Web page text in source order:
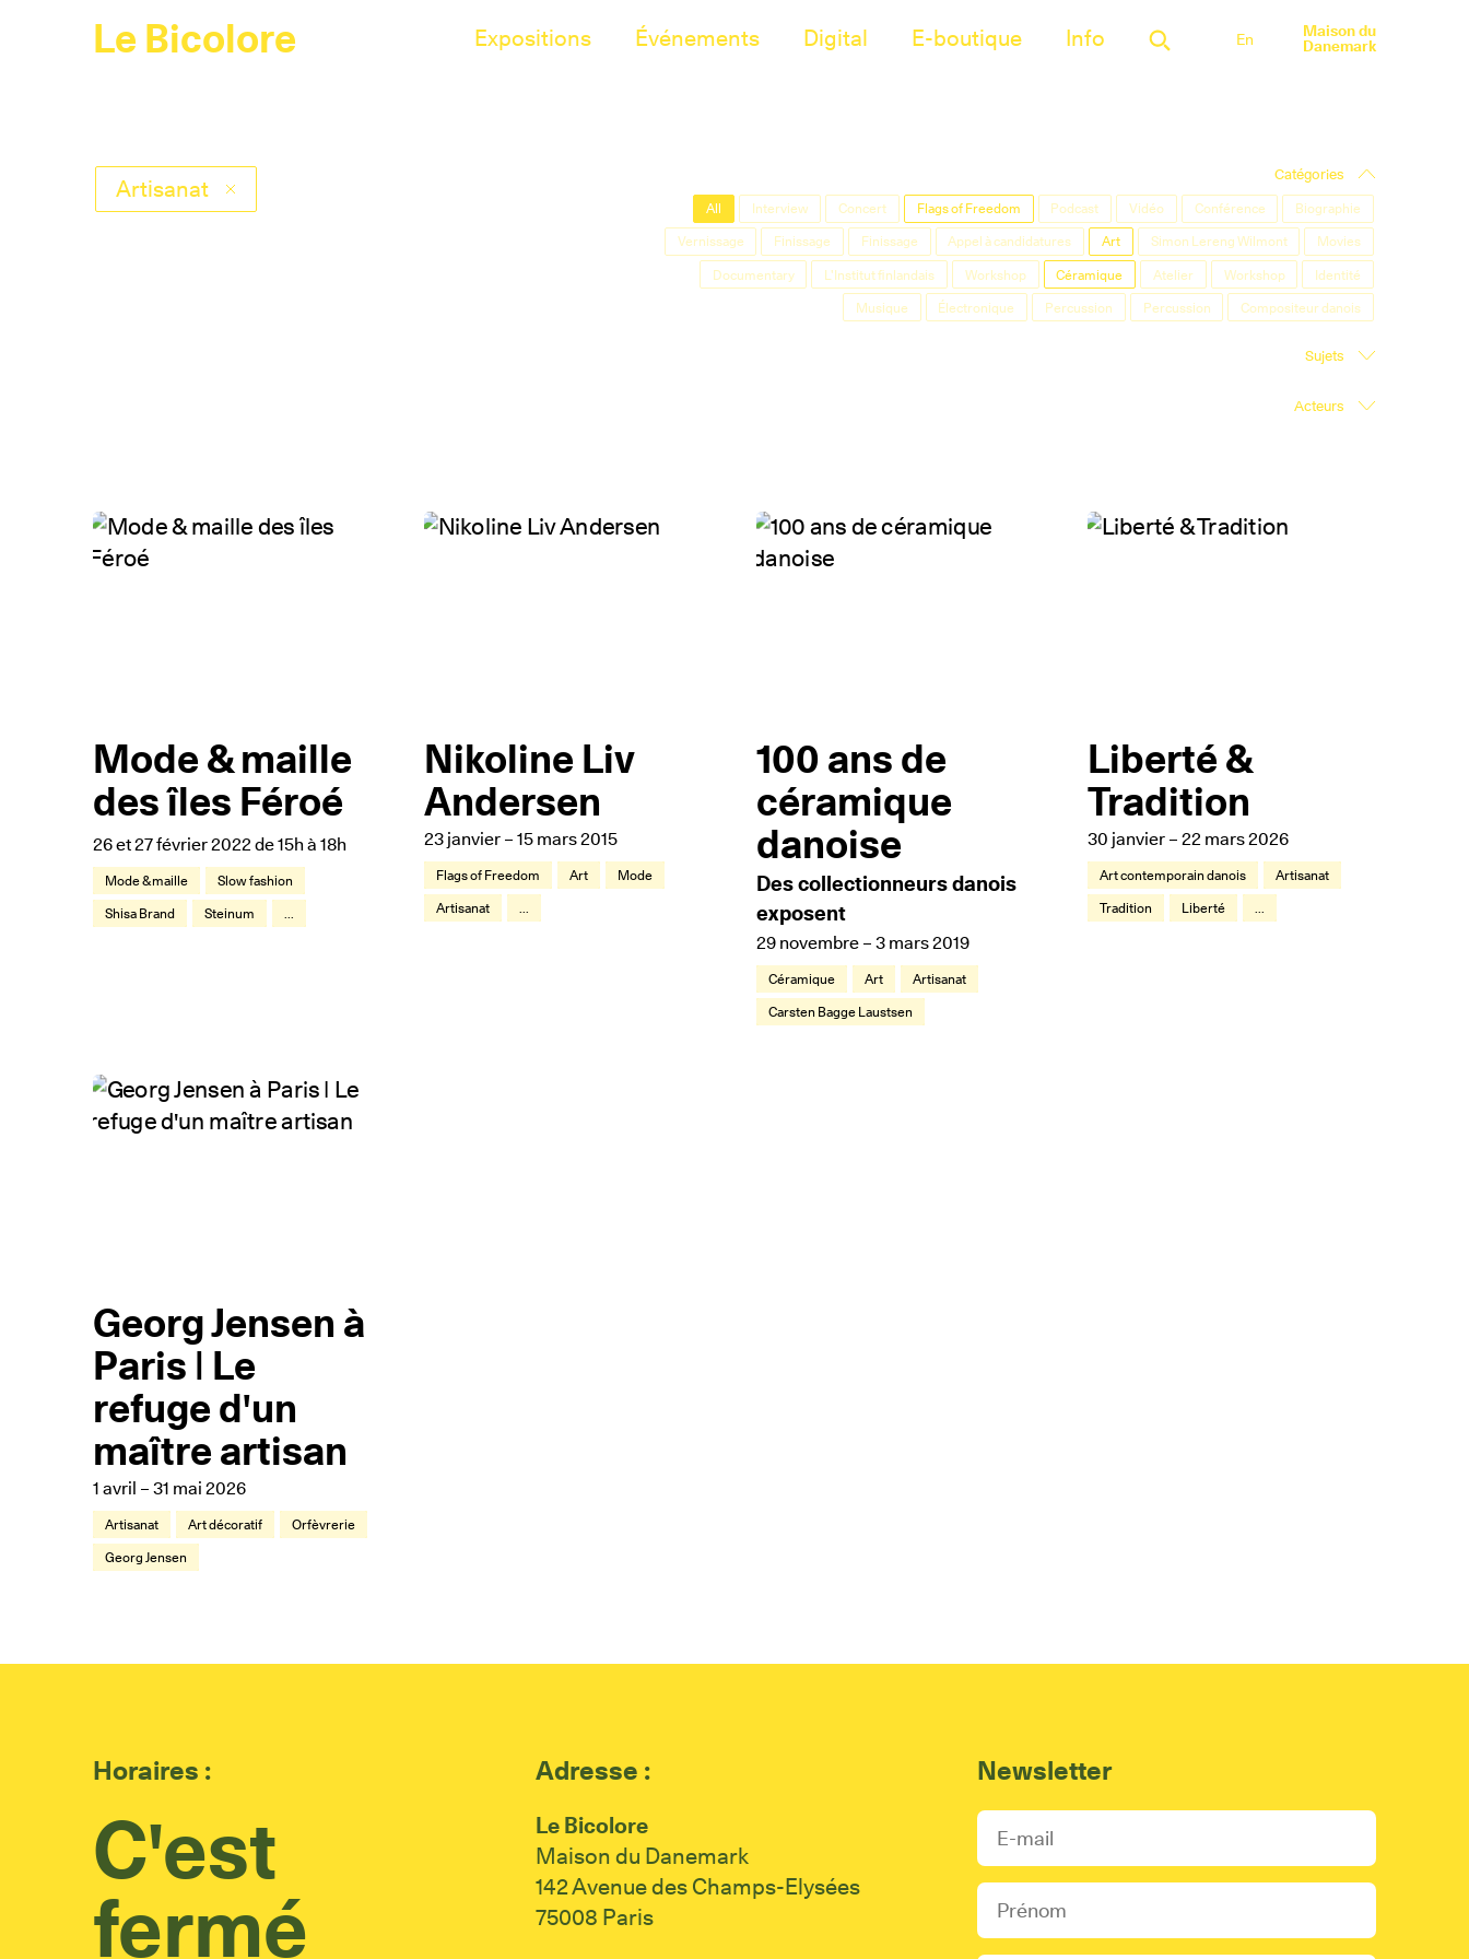
Le Bicolore Expositions Événements Digital E-boutique Info En Maison du
Danemark
Artisanat Catégories
All Interview Concert Flags of Freedom Podcast Vidéo Conférence
Biographie
Vernissage
Finissage Finissage Appel à candidatures Art Simon Lereng Wilmont
Movies
Documentary
L'Institut finlandais Workshop Céramique Atelier Workshop
Identité
Musique
Électronique Percussion Percussion Compositeur danois
Sujets
Acteurs
Mode & maille
des îles Féroé
26 et 27 février 2022 de 15h à 18h
Mode & maille
Slow fashion
Shisa Brand
Steinum ...
Nikoline Liv
Andersen
23 janvier – 15 mars 2015
Flags of Freedom Art
Mode
Artisanat
...
100 ans de
céramique
danoise
Des collectionneurs danois
exposent
29 novembre – 3 mars 2019
Céramique Art
Artisanat
Carsten Bagge Laustsen
Liberté &
Tradition
30 janvier – 22 mars 2026
Art contemporain danois
Artisanat
Tradition
Liberté ...
Georg Jensen à
Paris | Le
refuge d'un
maître artisan
1 avril – 31 mai 2026
Artisanat Art décoratif
Orfèvrerie
Georg Jensen
Horaires :
C'est
fermé
Adresse :
Le Bicolore
Maison du Danemark
142 Avenue des Champs-Elysées
75008 Paris
Newsletter